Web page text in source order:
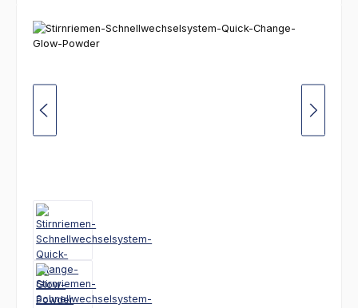
Bildergalerie überspringen